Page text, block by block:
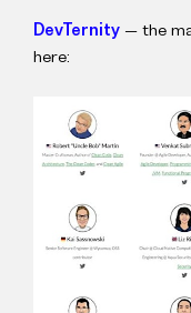
DevTernity — the
here: